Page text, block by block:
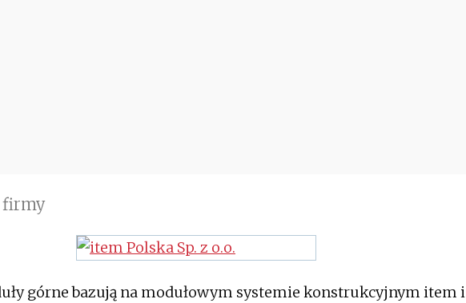
firmy
górne bazują na modułowym systemie konstrukcyjnym item i